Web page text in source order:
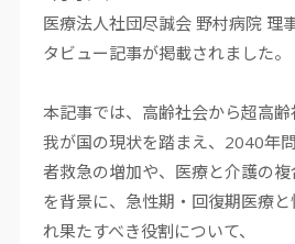
医療法人社団尽誠会 野村病院 理
タビュー記事が掲載されました。
本記事では、高齢社会から超高
我が国の現状を踏まえ、 2040年
者救急の増加や、医療と介護の複
を背景に、急性期・回復期医療
れ果たすべき役割について、